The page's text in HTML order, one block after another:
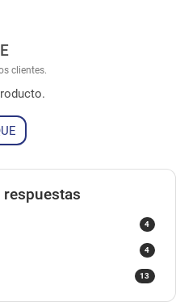
clientes.
4
4
13